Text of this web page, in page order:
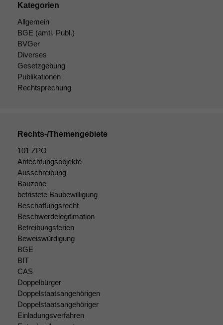
Kategorien
Allgemein
BGE (amtl. Publ.)
BVGer
Diverses
Gesetzgebung
Publikationen
Rechtsprechung
Rechts-/Themengebiete
101 ZPO
Anfechtungsobjekte
Ausschreibung
Bauzone
befristete Baubewilligung
Beschaffungsrecht
Beschwerdelegitimation
Betreibungsferien
Beweiswürdigung
BGE
BIT
CAS
Doppelbürger
Doppelstaatsangehörigen
Doppelstaatsangehöriger
Einladungsverfahren